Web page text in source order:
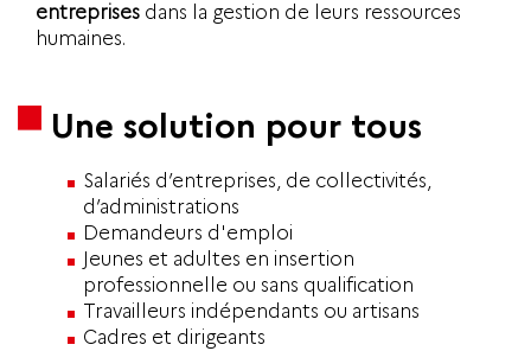
entreprises dans la gestion de leurs ressources
humaines.
Une solution pour tous
Salariés d’entreprises, de collectivités,
d’administrations
Demandeurs d'emploi
Jeunes et adultes en insertion
professionnelle ou sans qualification
Travailleurs indépendants ou artisans
Cadres et dirigeants